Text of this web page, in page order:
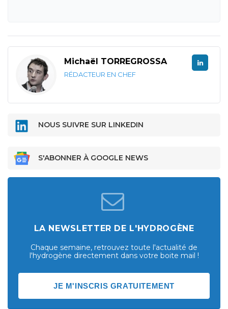
Michaël TORREGROSSA
RÉDACTEUR EN CHEF
NOUS SUIVRE SUR LINKEDIN
S'ABONNER À GOOGLE NEWS
LA NEWSLETTER DE L'HYDROGÈNE
Chaque semaine, retrouvez toute l'actualité de
l'hydrogène directement dans votre boite mail !
JE M'INSCRIS GRATUITEMENT